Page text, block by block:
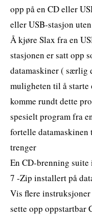
opp på en CD eller
eller USB-stasjon
Å kjøre Slax fra en
stasjonen er satt opp
datamaskiner ( særlig
muligheten til å starte
komme rundt dette
spesielt program fra
fortelle datamaskinen
trenger
En CD-brenning
7 -Zip installert på
Vis flere instruksjoner
sette opp oppstartbar